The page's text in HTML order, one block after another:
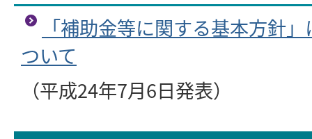
「補助金等に関する基本方針
ついて
（平成24年7月6日発表）